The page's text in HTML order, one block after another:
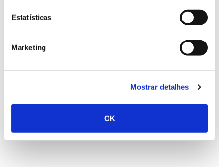
Estatísticas
Marketing
Mostrar detalhes
OK
cidadãos chamados a ajudar
Natureza e florestas procuram jovens voluntários